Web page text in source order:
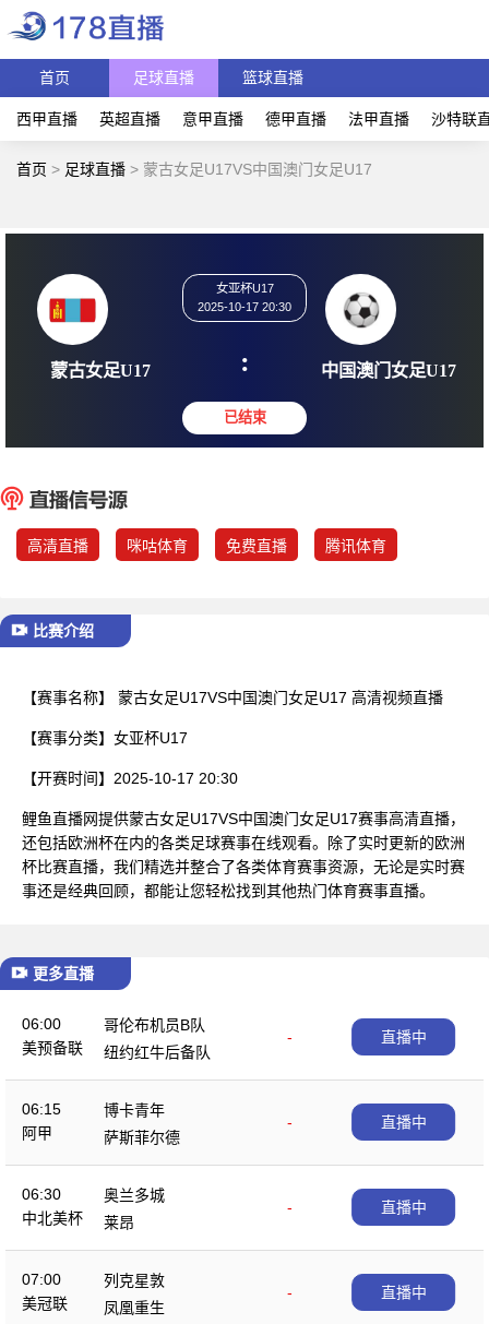
首页 足球直播 篮球直播
西甲直播 英超直播 意甲直播 德甲直播 法甲直播 沙特联
首页 > 足球直播 > 蒙古女足U17VS中国澳门女足U17
蒙古女足U17
2025-10-17 20:30
: 中国澳门
高清直播 咪咕体育 免费直播 腾讯体育
比赛介绍
【赛事名称】 蒙古女足U17VS中国澳门女足U17 高清视频直播
【赛事分类】 女亚杯U17
【开赛时间】 2025-10-17 20:30
鲤鱼直播网提供蒙古女足U17VS中国澳门女足U17赛事高清直播，
还包括欧洲杯在内的各类足球赛事在线观看。除了实时更新的欧洲
杯比赛直播，我们精选并整合了各类体育赛事资源，无论是实时赛
事还是经典回顾，都能让您轻松找到其他热门体育赛事直播。
更多直播
06:00
美预备联
哥伦布机员B队
-
纽约红牛后备队
直播中
06:15
阿甲
博卡青年
-
萨斯菲尔德
直播中
06:30
中北美杯
奥兰多城
-
莱昂
直播中
07:00
美冠联
列克星敦
-
凤凰重生
直播中